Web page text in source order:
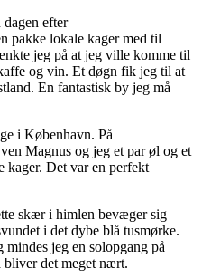
efter
pakke lokale kager med til
jeg på at jeg ville komme til
og vin. Et døgn fik jeg til at
En fantastisk by jeg må
i København. På
Magnus og jeg et par øl og et
kager. Det var en perfekt
skær i himlen bevæger sig
i det dybe blå tusmørke.
jeg en solopgang på
bliver det meget nært.